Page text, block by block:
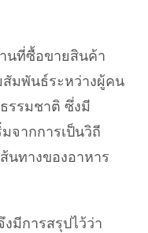
นที่ซื้อขายสินค้า
มพันธ์ระหว่างผู้คน
รรมชาติ ซึ่งมี
จากการเป็นวิถี
นทางของอาหาร
มีการสรุปไว้ว่า